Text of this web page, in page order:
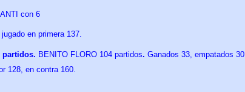
con 6
en primera 137.
partidos. BENITO FLORO 104 partidos. Ganados 33, empatados 30,
128, en contra 160.